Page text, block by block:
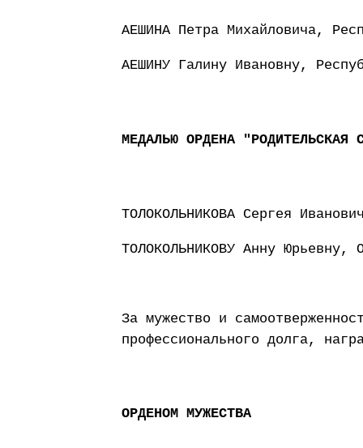
АЕШИНА Петра Михайловича,
АЕШИНУ Галину Ивановну,
МЕДАЛЬЮ ОРДЕНА "РОДИТЕЛЬСКАЯ
ТОЛОКОЛЬНИКОВА Сергея
ТОЛОКОЛЬНИКОВУ Анну Юрьевну,
За мужество и
профессионального долга,
ОРДЕНОМ МУЖЕСТВА